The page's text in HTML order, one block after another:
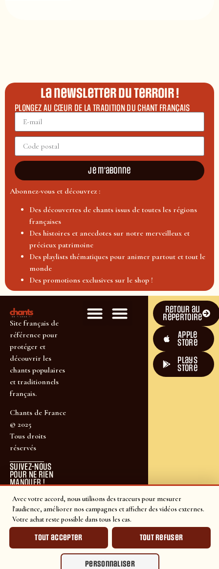
Avec votre accord, nous utilisons des traceurs pour mesurer
l'audience, améliorer nos campagnes et afficher des vidéos externes.
Votre achat reste possible dans tous les cas.
Tout accepter Tout refuser
Personnaliser
La newsletter du terroir !
PLONGEZ AU CŒUR DE LA TRADITION DU CHANT FRANÇAIS
Je m'abonne
Abonnez-vous et découvrez :
Des découvertes de chants issus de toutes les régions
françaises
Des histoires et anecdotes sur notre merveilleux et
précieux patrimoine
Des playlists thématiques pour animer partout et tout le
monde
Des promotions exclusives sur le shop !
Site français de
référence pour
protéger et
découvrir les
chants populaires
et traditionnels
français.
Chants de France
© 2025
Tous droits
réservés
SUIVEZ-NOUS
POUR NE RIEN
MANQUER !
Retour au
répertoire
Apple
Store
plays
store